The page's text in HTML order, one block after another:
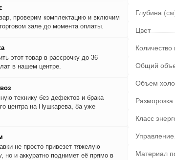
проверим комплектацию и включим
зале до момента оплаты.
этот товар в рассрочку до 36
в нашем центре.
технику без дефектов и брака
центра на Пушкарева, 8а уже
не просто привезет тяжелую
но и аккуратно поднимет её прямо в
Глубина
Цвет
Общий
Объем
Класс
Управление
Материал